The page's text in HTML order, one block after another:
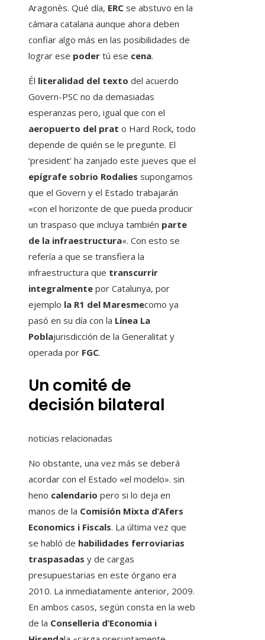
Aragonès. Qué día, ERC se abstuvo en la
cámara catalana aunque ahora deben
confiar algo más en las posibilidades de
lograr ese poder tú ese cena.
Él literalidad del texto del acuerdo
Govern-PSC no da demasiadas
esperanzas pero, igual que con el
aeropuerto del prat o Hard Rock, todo
depende de quién se le pregunte. El
‘president’ ha zanjado este jueves que el
epígrafe sobrio Rodalies supongamos
que el Govern y el Estado trabajarán
«con el horizonte de que pueda producir
un traspaso que incluya también parte
de la infraestructura«. Con esto se
refería a que se transfiera la
infraestructura que transcurrir
integralmente por Catalunya, por
ejemplo la R1 del Maresmecomo ya
pasó en su día con la Línea La
Poblajurisdicción de la Generalitat y
operada por FGC.
Un comité de
decisión bilateral
noticias relacionadas
No obstante, una vez más se deberá
acordar con el Estado «el modelo». sin
heno calendario pero si lo deja en
manos de la Comisión Mixta d’Afers
Economics i Fiscals. La última vez que
se habló de habilidades ferroviarias
traspasadas y de cargas
presupuestarias en este órgano era
2010. La inmediatamente anterior, 2009.
En ambos casos, según consta en la web
de la Conselleria d’Economia i